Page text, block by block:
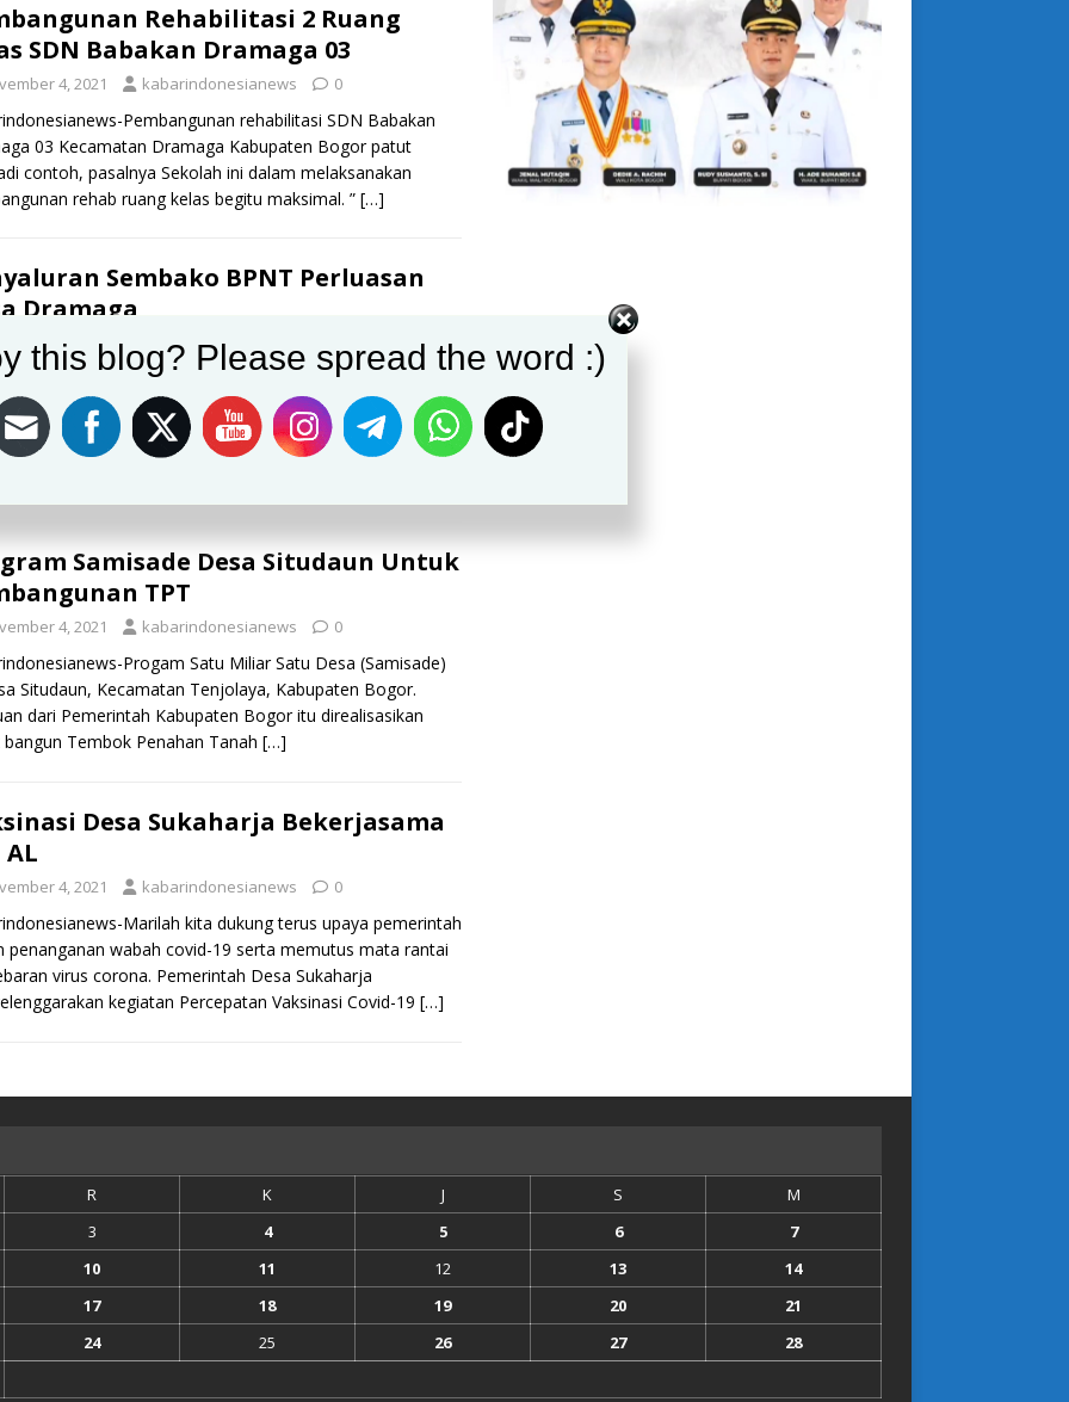
Rehabilitasi 2 Ruang
SDN Babakan Dramaga 03
4, 2021 kabarindonesianews 0
Pembangunan rehabilitasi SDN Babakan
03 Kecamatan Dramaga Kabupaten Bogor patut
contoh, pasalnya Sekolah ini dalam melaksanakan
rehab ruang kelas begitu maksimal. ” […]
Sembako BPNT Perluasan
Dramaga
4, 2021 kabarindonesianews
Sebagai upaya perlindungan terhadap
wabah Covid-19, Kementrian Sosial Republik Indonesia
perluasan program Sembako (dulu Bantuan
Non Tunai/BPNT) kepada Keluarga Penerima Manfaat
Samisade Desa Situdaun Untuk
TPT
4, 2021 kabarindonesianews 0
Progam Satu Miliar Satu Desa (Samisade)
Situdaun, Kecamatan Tenjolaya, Kabupaten Bogor.
dari Pemerintah Kabupaten Bogor itu direalisasikan
Tembok Penahan Tanah […]
Desa Sukaharja Bekerjasama
AL
4, 2021 kabarindonesianews 0
Marilah kita dukung terus upaya pemerintah
penanganan wabah covid-19 serta memutus mata rantai
virus corona. Pemerintah Desa Sukaharja
kegiatan Percepatan Vaksinasi Covid-19 […]
R K J S
M
3 4 5 6
7
10 11 12 13
14
17 18 19 20
21
24 25 26 27
28
this blog? Please spread the word :)